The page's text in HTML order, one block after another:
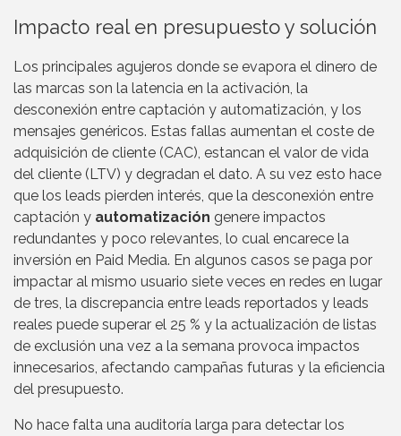
Impacto real en presupuesto y solución
Los principales agujeros donde se evapora el dinero de
las marcas son la latencia en la activación, la
desconexión entre captación y automatización, y los
mensajes genéricos. Estas fallas aumentan el coste de
adquisición de cliente (CAC), estancan el valor de vida
del cliente (LTV) y degradan el dato. A su vez esto hace
que los leads pierden interés, que la desconexión entre
captación y automatización genere impactos
redundantes y poco relevantes, lo cual encarece la
inversión en Paid Media. En algunos casos se paga por
impactar al mismo usuario siete veces en redes en lugar
de tres, la discrepancia entre leads reportados y leads
reales puede superar el 25 % y la actualización de listas
de exclusión una vez a la semana provoca impactos
innecesarios, afectando campañas futuras y la eficiencia
del presupuesto.
No hace falta una auditoría larga para detectar los